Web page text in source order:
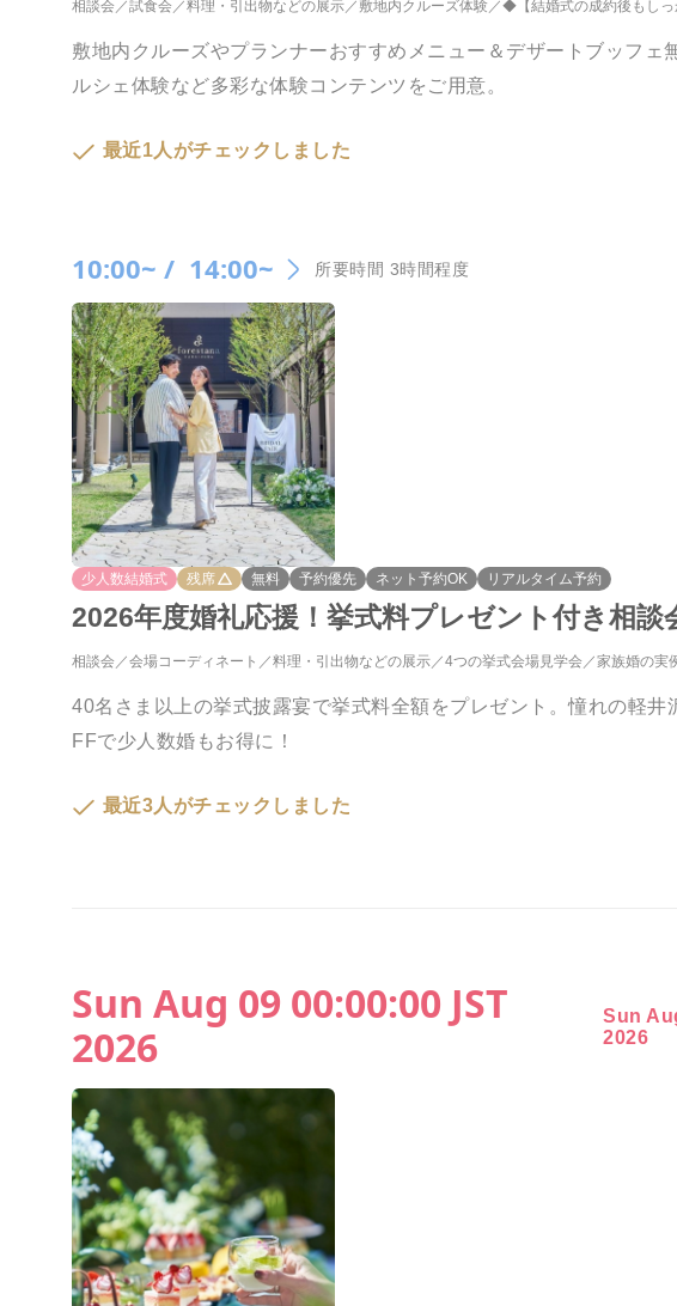
相談会 試食会 料理・引出物などの展示 敷地内クルーズ体験 ◆【結婚式の成約後もしっ
敷地内クルーズやプランナーおすすめメニュー＆デザートブッフ
ルシェ体験など多彩な体験コンテンツをご用意。
最近1人がチェックしました
10:00~ / 14:00~ 所要時間 3時間程度
少人数結婚式 残席 無料 予約優先 ネット予約OK リアルタイム予約
2026年度婚礼応援！挙式料プレゼント付き相談
相談会 会場コーディネート 料理・引出物などの展示 4つの挙式会場見学会 家族婚の実
40名さま以上の挙式披露宴で挙式料全額をプレゼント。憧れの軽
FFで少人数婚もお得に！
最近3人がチェックしました
Sun Aug 09 00:00:00 JST
2026
Sun
2026